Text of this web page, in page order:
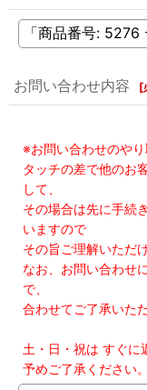
お問い合わせ内容 [
※お問い合わせのや
タッチの差で他のお
して、
その場合は先に手続
いますので
その旨ご理解いただ
なお、お問い合わせ
で、
合わせてご了承いた
土・日・祝は すぐに
予めご了承ください。